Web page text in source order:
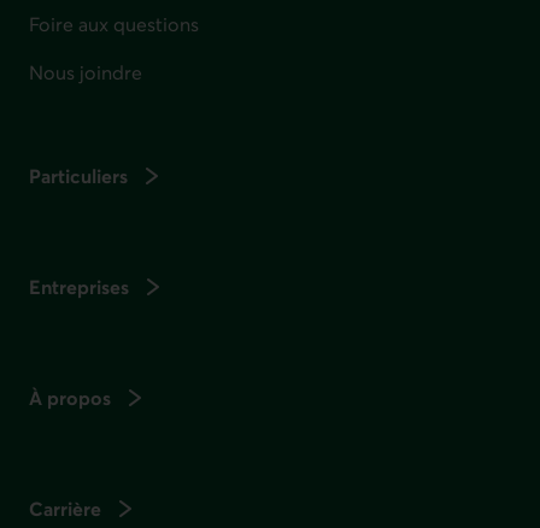
Foire aux questions
Nous joindre
Particuliers
Entreprises
À propos
Carrière